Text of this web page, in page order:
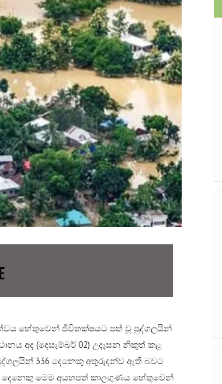
හේතුවෙන් ජීවිතක්ෂයට පත් වූ පුද්ගලයින්
අද (දෙසැම්බර් 02) උදෑසන නිකුත් කළ
336 දෙනෙකු අතුරුදන්ව ඇති බවට
දෙනෙකු මෙම අයහපත් කාලගුණය හේතුවෙන්